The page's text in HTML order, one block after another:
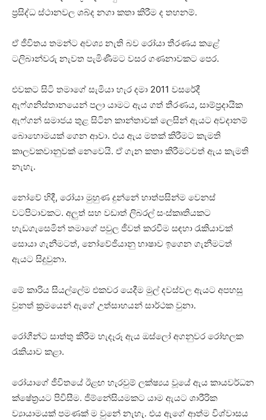
ප්‍රසිද්ධ ස්ථානවල ශබ්ද නගා කතා කිරීම ද තහනම්.
ඒ ජීවිතය තමන්ට අවශ්‍ය නැති බව රෝයා තීරණය කළේ
ටලිබාන්වරු නැවත පැමිණීමට වසර ගණනාවකට පෙර.
එවකට සිටි තමා‌ගේ සැමියා හැර දමා 2011 වසරේදී
ඇෆ්ගනිස්තානයෙන් පලා යාමට ඇය ගත් තීරණය, සාම්ප්‍රදායික
ඇෆ්ගන් සමාජය තුළ සිටින කාන්තාවක් ලෙසින් ඇයට අවදානම්
බොහොමයක් ගෙන ආවා. එය ඇය මතක් කිරීමට කැමති
කාලවකවානුවක් නෙවෙයි. ඒ ගැන කතා කිරීමටවත් ඇය කැමති
නැහැ.
නෝවේ හිදී, රෝයා මුහුණ දුන්නේ හාත්පසින්ම වෙනස්
වටපිටාවකට. අලුත් සහ වඩාත් ලිබරල් සංස්කෘතියකට
හැඩගැසෙමින් තමාගේ පවුල ජීවත් කරවීම සඳහා රැකියාවක්
සොයා ගැනීමටත්, නෝවේජියානු භාෂාව ඉගෙන ගැනීමටත්
ඇයට සිදුවුනා.
මේ කාරිය සියල්ලේම එකවර යෙදීම මුල් දවස්වල ඇයට අපහසු
වුනත් ක්‍රමයෙන් ඇගේ උත්සාහයන් සාර්ථක වුනා.
රෝගීන්ට සාත්තු කිරීම හැදෑරූ ඇය ඔස්ලෝ අගනුවර රෝහලක
රැකියාව කළා.
රෝයාගේ ජීවිතයේ ඊළඟ හැරවුම් ලක්ෂ්‍යය වූයේ ඇය කායවර්ධන
ක්ෂේත්‍රයට පිවිසීම. ජිම්නේසියමකට යාම ඇයට ශාරීරික
ව්‍යායාමයක් පමණක් ම වුනේ නැහැ. එය ඇගේ ආත්ම විශ්වාසය